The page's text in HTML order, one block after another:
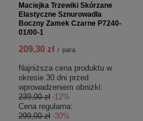
Maciejka Trzewiki Skórzane
Elastyczne Sznurowadła
Boczny Zamek Czarne P7240-
01/00-1
209,30 zł / para
Najniższa cena produktu w
okresie 30 dni przed
wprowadzeniem obniżki:
239,00 zł -12%
Cena regularna:
299,00 zł -30%